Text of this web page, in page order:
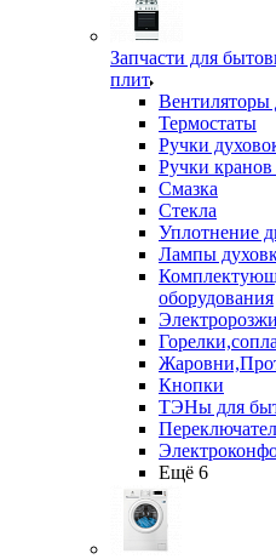
Запчасти для
плит
Вентиляторы
Термостаты
Ручки
Ручки
Смазка
Стекла
Уплотнение
Лампы
оборудования
Горелки,сопла
Кнопки
ТЭНы для
Ещё 6